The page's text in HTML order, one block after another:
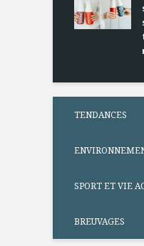
TENDANCES
SPORT ET VIE
BREUVAGES